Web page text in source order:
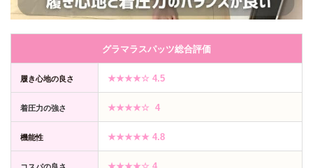
グラマラスパッツ総合評価
履き心地の良さ ★★★★☆ 4.5
着圧力の強さ ★★★★☆ 4
機能性 ★★★★★ 4.8